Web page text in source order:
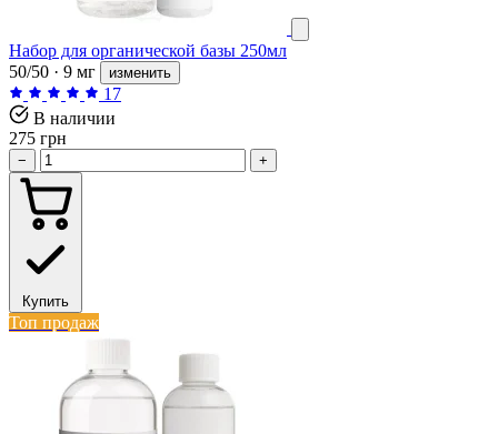
Набор для органической базы 250мл
50/50 · 9 мг
изменить
17
В наличии
275 грн
− +
Купить
Топ продаж